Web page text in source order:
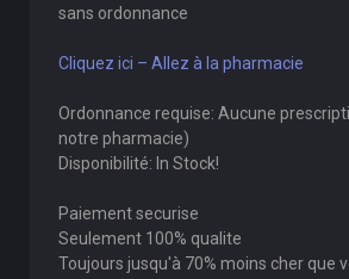
sans ordonnance
Cliquez ici – Allez à la pharmacie
Ordonnance requise: Aucune
notre pharmacie)
Disponibilité: In Stock!
Paiement securise
Seulement 100% qualite
Toujours jusqu'à 70% moins cher que